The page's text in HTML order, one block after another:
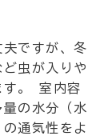
ですが、冬
虫が入りや
す。 室内容
の水分（水
通気性をよ